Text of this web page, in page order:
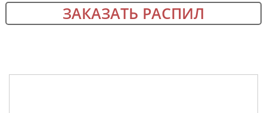
ЗАКАЗАТЬ РАСПИЛ